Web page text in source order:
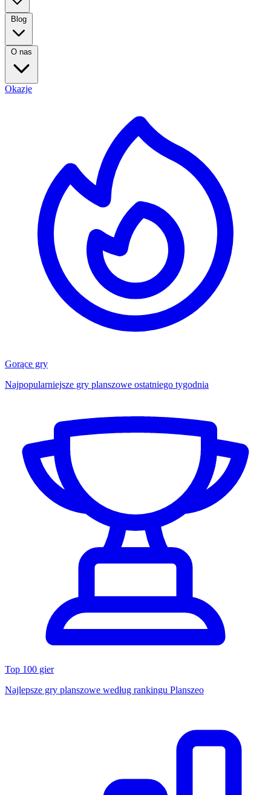
Blog
O nas
Okazje
Gorące gry
Najpopularniejsze gry planszowe ostatniego tygodnia
Top 100 gier
Najlepsze gry planszowe według rankingu Planszeo